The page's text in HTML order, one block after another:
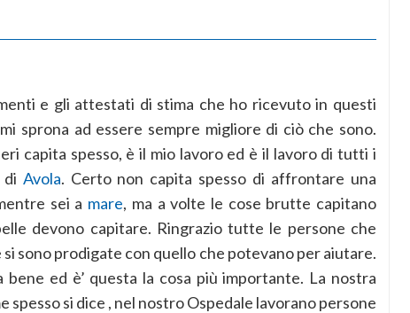
e gli attestati di stima che ho ricevuto in questi
sprona ad essere sempre migliore di ciò che sono.
capita spesso, è il mio lavoro ed è il lavoro di tutti i
di Avola. Certo non capita spesso di affrontare una
sei a mare, ma a volte le cose brutte capitano
devono capitare. Ringrazio tutte le persone che
sono prodigate con quello che potevano per aiutare.
bene ed è’ questa la cosa più importante. La nostra
spesso si dice , nel nostro Ospedale lavorano persone